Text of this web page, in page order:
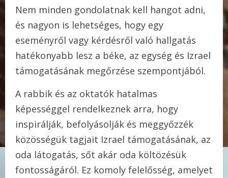
Nem minden gondolatnak kell hangot adni,
és nagyon is lehetséges, hogy egy
eseményről vagy kérdésről való hallgatás
hatékonyabb lesz a béke, az egység és Izrael
támogatásának megőrzése szempontjából.
A rabbik és az oktatók hatalmas
képességgel rendelkeznek arra, hogy
inspirálják, befolyásolják és meggyőzzék
közösségük tagjait Izrael támogatásának, az
oda látogatás, sőt akár oda költözésük
fontosságáról. Ez komoly felelősség, amelyet